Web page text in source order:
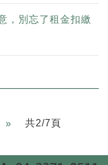
，別忘了租金扣繳
» Next共2/7頁